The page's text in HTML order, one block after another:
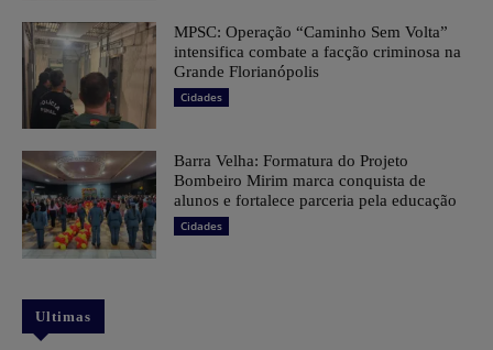
MPSC: Operação “Caminho Sem Volta”
intensifica combate a facção criminosa na
Grande Florianópolis
Cidades
Barra Velha: Formatura do Projeto
Bombeiro Mirim marca conquista de
alunos e fortalece parceria pela educação
Cidades
Ultimas